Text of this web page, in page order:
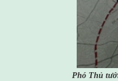
Phó Thủ